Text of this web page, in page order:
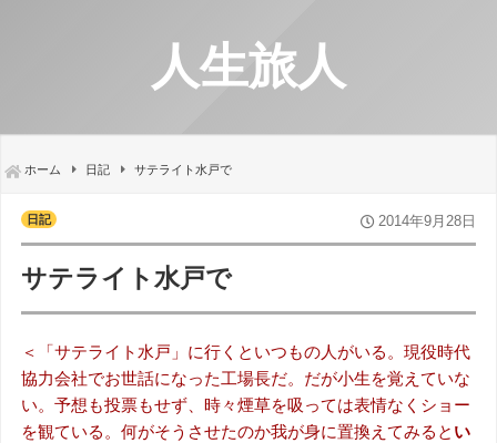
人生旅人
ホーム 日記 サテライト水戸で
日記 2014年9月28日
サテライト水戸で
＜「サテライト水戸」に行くといつもの人がいる。現役時代
協力会社でお世話になった工場長だ。だが小生を覚えていな
い。予想も投票もせず、時々煙草を吸っては表情なくショー
を観ている。何がそうさせたのか我が身に置換えてみると い